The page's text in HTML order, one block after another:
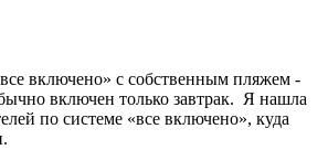
включено» с собственным пляжем -
включен только завтрак. Я нашла
по системе «все включено», куда